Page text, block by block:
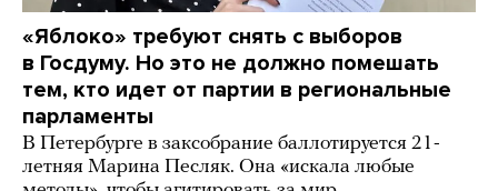
«Яблоко» требуют снять с выборов
в Госдуму. Но это не должно помешать
тем, кто идет от партии в региональные
парламенты
В Петербурге в заксобрание баллотируется 21-
летняя Марина Песляк. Она «искала любые